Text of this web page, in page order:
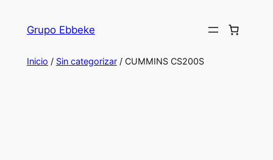
Grupo Ebbeke
Inicio / Sin categorizar/ CUMMINS CS200S